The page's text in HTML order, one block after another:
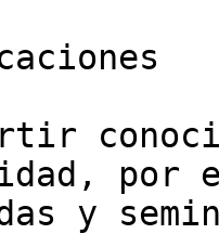
por
y